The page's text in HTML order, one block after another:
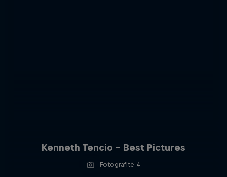
Kenneth Tencio - Best Pictures
Fotografitë 4